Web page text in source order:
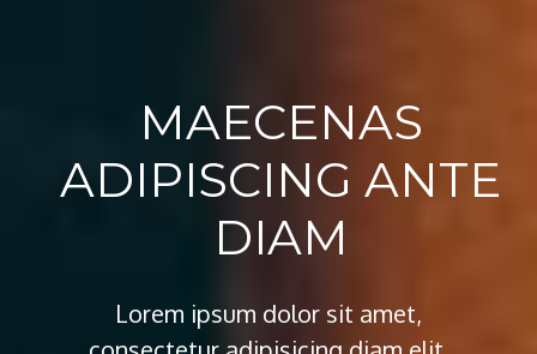
MAECENAS
ADIPISCING ANTE
DIAM
Lorem ipsum dolor sit amet,